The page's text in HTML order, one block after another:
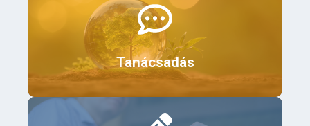
Tanácsadás
Érdekel